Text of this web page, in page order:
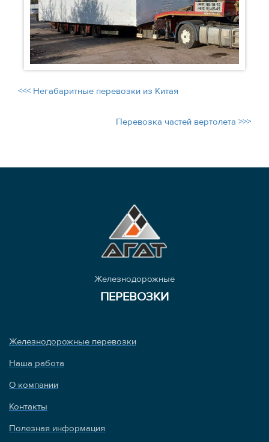
<<< Негабаритные перевозки из Китая
Перевозка частей вертолета >>>
Железнодорожные
ПЕРЕВОЗКИ
Железнодорожные перевозки
Наша работа
О компании
Контакты
Полезная информация